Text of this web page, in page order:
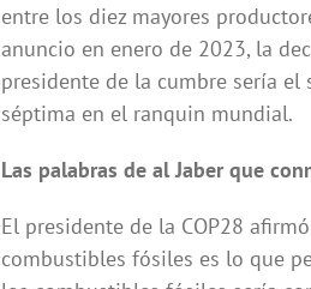
entre los diez mayores
anuncio en enero de 2023, la
presidente de la cumbre sería el
séptima en el ranquin mundial.
Las palabras de al Jaber que
El presidente de la COP28
combustibles fósiles es lo que